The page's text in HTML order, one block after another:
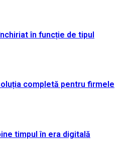
în funcție de tipul
completă pentru firmele
timpul în era digitală